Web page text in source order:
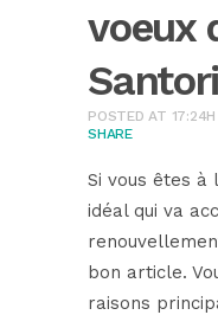
voeux
POSTED AT 17:24H
SHARE
Si vous êtes à
idéal qui va
bon article.
raisons